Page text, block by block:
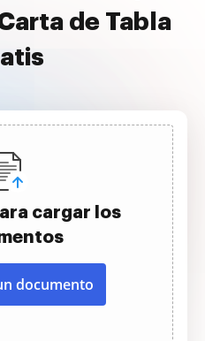
de Tabla
cargar los
documento